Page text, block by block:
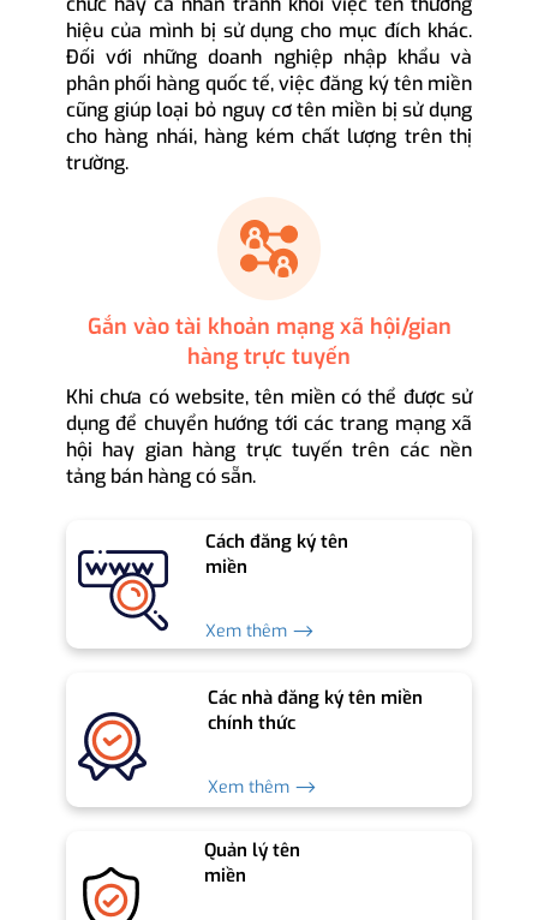
hiệu của mình bị sử dụng cho mục đích khác.
Đối với những doanh nghiệp nhập khẩu và
phân phối hàng quốc tế, việc đăng ký tên miền
cũng giúp loại bỏ nguy cơ tên miền bị sử dụng
cho hàng nhái, hàng kém chất lượng trên thị
trường.
Gắn vào tài khoản mạng xã hội/gian
hàng trực tuyến
Khi chưa có website, tên miền có thể được sử
dụng để chuyển hướng tới các trang mạng xã
hội hay gian hàng trực tuyến trên các nền
tảng bán hàng có sẵn.
Cách đăng ký tên
miền
Xem thêm ⟶
Các nhà đăng ký tên miền
chính thức
Xem thêm ⟶
Quản lý tên
miền